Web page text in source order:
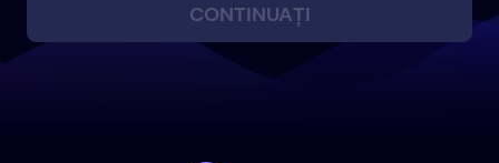
CONTINUAȚI